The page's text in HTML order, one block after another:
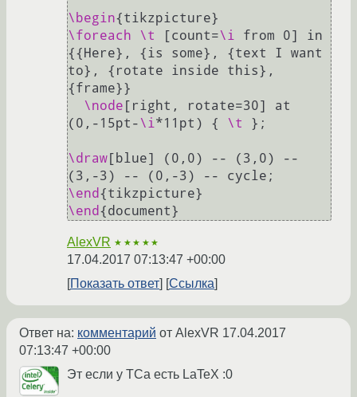
\begin
\foreach
\t [count=\i from 0] in
{{Here}, {is some}, {text I want
to}, {rotate inside this},
{frame}}
\node [right, rotate=30] at
(0,-15pt-\i*11pt) { \t };
\draw [blue] (0,0) -- (3,0) --
\end
\end
AlexVR ★★★★★
17.04.2017 07:13:47 +00:00
Показать ответ
Ссылка
Ответ на: комментарий от AlexVR 17.04.2017
07:13:47 +00:00
Эт если у ТСа есть LaTeX :0